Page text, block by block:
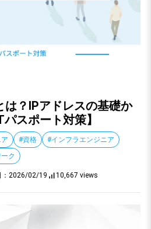
は？IPアドレスの基礎か
スポート対策】
#資格
#インフラエンジニア
ク
2026/02/19 10,667 views